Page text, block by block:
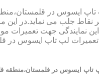
تاپ ایسوس در
جلب می نماید.در این
این نمایندگی جهت تعمیرات
لپ تاپ ایسوس در
تاپ ایسوس در قلمستان،منطقه